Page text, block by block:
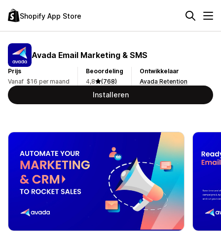
Shopify App Store
Avada Email Marketing & SMS
Prijs
Vanaf $16 per maand
Beoordeling
4,8
(768)
Ontwikkelaar
Avada Retention
Installeren